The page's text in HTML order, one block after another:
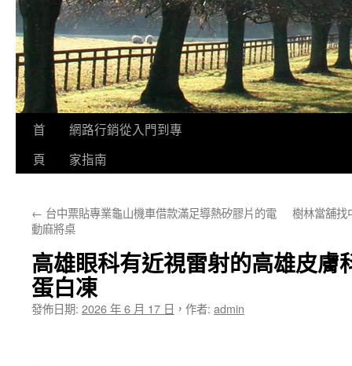
跳
要
容
首
頁
網路行銷從入門到專
家指南
← 台中票貼專業龜山機車借款滿足導熱矽膠片的電
動麻將桌
樹林當舖找
高雄眼科有近視雷射的高雄皮膚
蛋白凍
發佈日期: 2026 年 6 月 17 日 ， 作者: admin